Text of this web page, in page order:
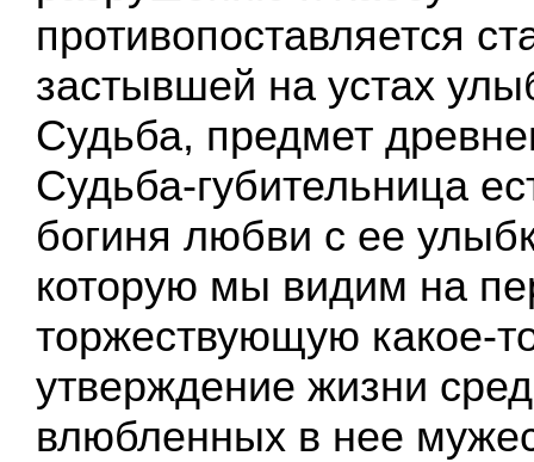
противопоставляется
застывшей на устах
Судьба, предмет
Судьба-губительница
богиня любви с ее
которую мы видим на
торжествующую какое-
утверждение жизни
влюбленных в нее